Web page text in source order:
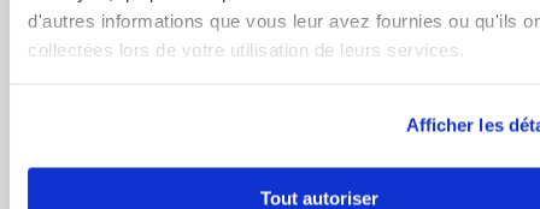
d'autres informations que vous leur avez fournies ou qu'ils
collectées lors de votre utilisation de leurs services.
Afficher les
Tout autoriser
croque béchamel
géant
Flans de légumes (ou
pas)